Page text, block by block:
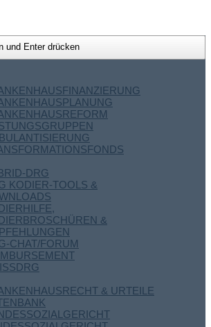
DRG
KODIER-TOOLS &
&
CHAT/FORUM
& URTEILE